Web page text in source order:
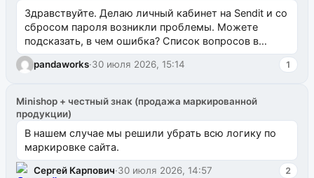
Здравствуйте. Делаю личный кабинет на Sendit и со
сбросом пароля возникли проблемы. Можете
подсказать, в чем ошибка? Список вопросов в
одноименном разделе на modx.pro пока пуст, и,...
pandaworks·30 июля 2026, 15:14 1
Minishop + честный знак (продажа маркированной
продукции)
В нашем случае мы решили убрать всю логику по
маркировке сайта.
Сергей Карпович·30 июля 2026, 14:57 2